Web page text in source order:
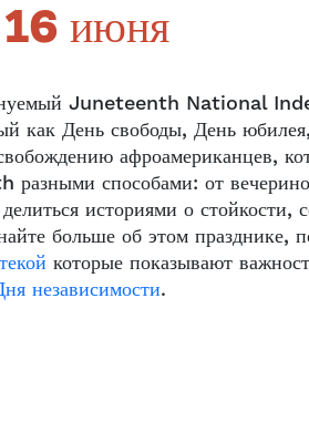
16 июня
Juneteenth National
День свободы, День
афроамериканцев,
способами: от
историями о
больше об этом празднике,
которые показывают
независимости.